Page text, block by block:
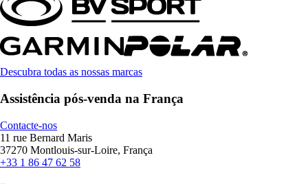
Descubra todas as nossas marcas
Assistência pós-venda na França
Contacte-nos
11 rue Bernard Maris
37270 Montlouis-sur-Loire, França
+33 1 86 47 62 58